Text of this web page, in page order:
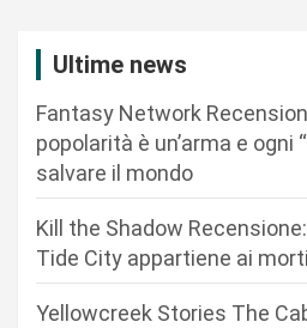
Ultime news
Fantasy Network
popolarità è un’arma e ogni
salvare il mondo
Kill the Shadow
Tide City appartiene ai morti
Yellowcreek Stories The